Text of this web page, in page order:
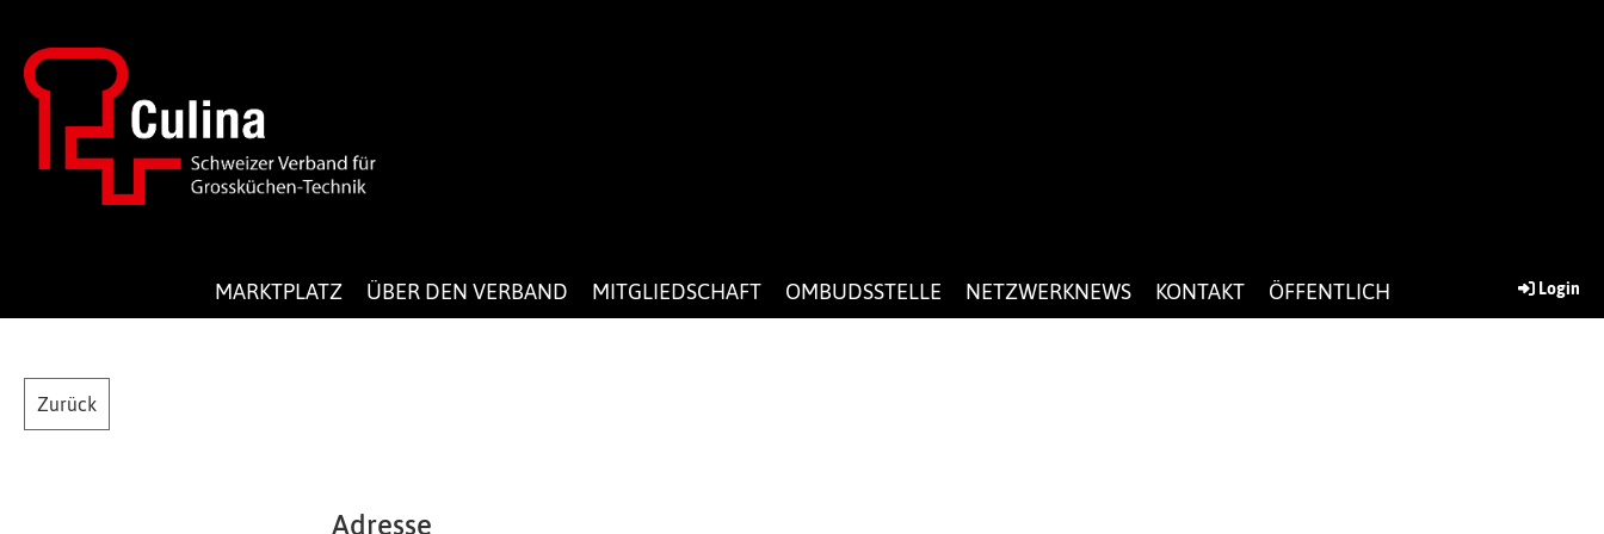
MARKTPLATZ ÜBER DEN VERBAND MITGLIEDSCHAFT OMBUDSSTELLE NETZWERKNEWS KONTAKT ÖFFENTLICH Login
Zurück
Adresse